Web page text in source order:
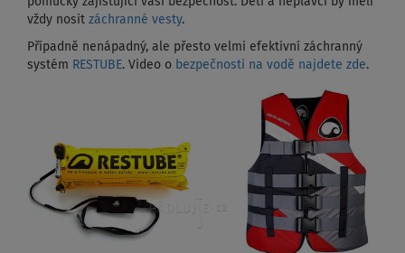
vždy nosit záchranné vesty.
Případně nenápadný, ale přesto velmi efektivní záchranný
systém RESTUBE. Video o bezpečnosti na vodě najdete zde.